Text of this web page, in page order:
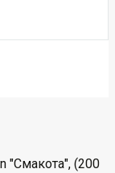
"Смакота", (200